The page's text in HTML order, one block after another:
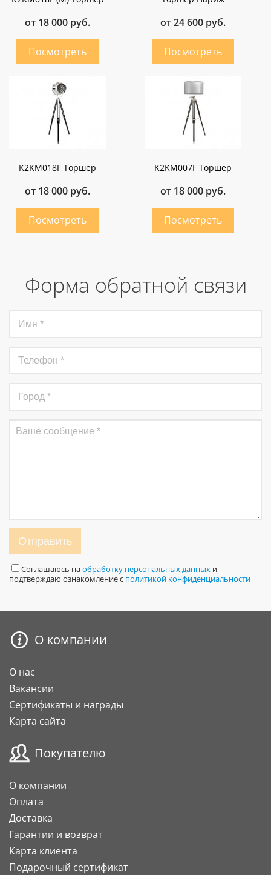
от 18 000 руб. от 24 600 руб.
K2KM018F Торшер
от 18 000 руб.
K2KM007F Торшер
от 18 000 руб.
Форма обратной связи
Отправить
Соглашаюсь наобработку персональных данных и
подтверждаю ознакомление с политикой конфиденциальности
О компании
О нас
Вакансии
Сертификаты и награды
Карта сайта
Покупателю
О компании
Оплата
Доставка
Гарантии и возврат
Карта клиента
Подарочный сертификат